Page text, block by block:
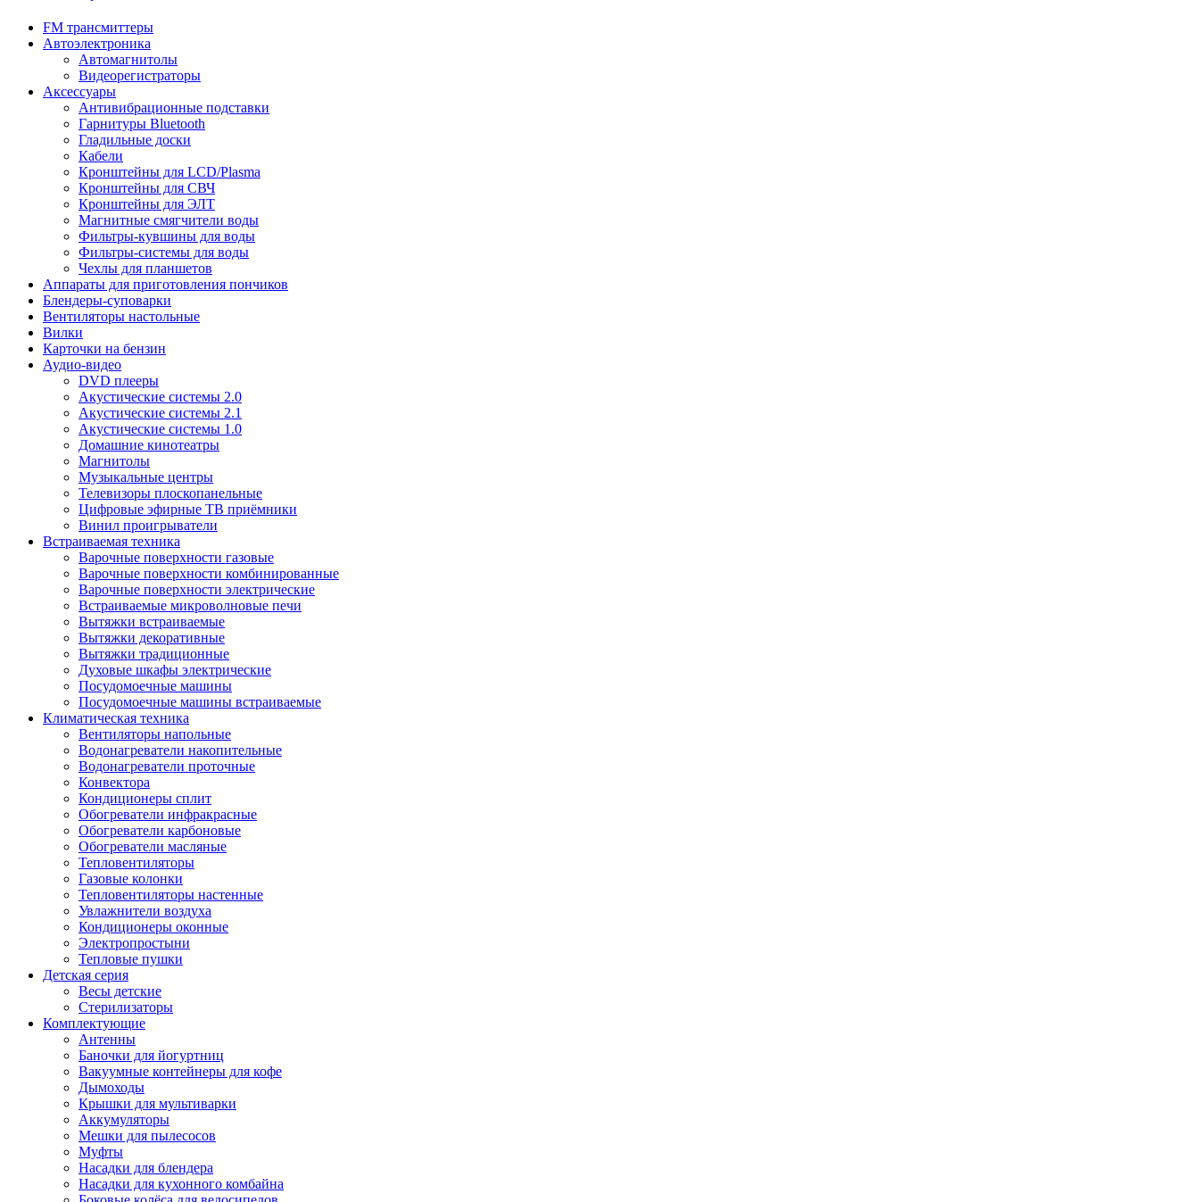
FM трансмиттеры
Автоэлектроника
Автомагнитолы
Видеорегистраторы
Аксессуары
Антивибрационные подставки
Гарнитуры Bluetooth
Гладильные доски
Кабели
Кронштейны для LCD/Plasma
Кронштейны для СВЧ
Кронштейны для ЭЛТ
Магнитные смягчители воды
Фильтры-кувшины для воды
Фильтры-системы для воды
Чехлы для планшетов
Аппараты для приготовления пончиков
Блендеры-суповарки
Вентиляторы настольные
Вилки
Карточки на бензин
Аудио-видео
DVD плееры
Акустические системы 2.0
Акустические системы 2.1
Акустические системы 1.0
Домашние кинотеатры
Магнитолы
Музыкальные центры
Телевизоры плоскопанельные
Цифровые эфирные ТВ приёмники
Винил проигрыватели
Встраиваемая техника
Варочные поверхности газовые
Варочные поверхности комбинированные
Варочные поверхности электрические
Встраиваемые микроволновые печи
Вытяжки встраиваемые
Вытяжки декоративные
Вытяжки традиционные
Духовые шкафы электрические
Посудомоечные машины
Посудомоечные машины встраиваемые
Климатическая техника
Вентиляторы напольные
Водонагреватели накопительные
Водонагреватели проточные
Конвектора
Кондиционеры сплит
Обогреватели инфракрасные
Обогреватели карбоновые
Обогреватели масляные
Тепловентиляторы
Газовые колонки
Тепловентиляторы настенные
Увлажнители воздуха
Кондиционеры оконные
Электропростыни
Тепловые пушки
Детская серия
Весы детские
Стерилизаторы
Комплектующие
Антенны
Баночки для йогуртниц
Вакуумные контейнеры для кофе
Дымоходы
Крышки для мультиварки
Аккумуляторы
Мешки для пылесосов
Муфты
Насадки для блендера
Насадки для кухонного комбайна